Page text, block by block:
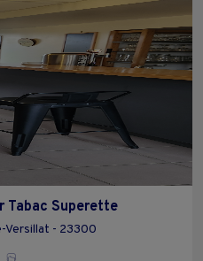
Tabac Superette
Versillat - 23300